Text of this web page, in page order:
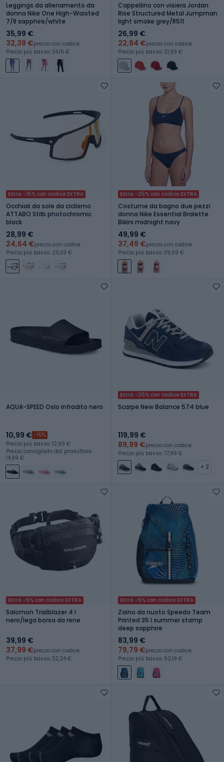
Leggings da allenamento da
donna Nike One High-Waisted
7/8 sapphire/white
35,99 €
32,39 €prezzo con codice
Prezzo più basso: 34,19 €
Cappellino con visiera Jordan
Rise Structured Metal Jumpman
light smoke grey/R511
26,99 €
22,94 €prezzo con codice
Prezzo più basso: 21,99 €
Extra -15% con codice EXTRA
Occhiali da sole da ciclismo
ATTABO Stilb photochromic
black
28,99 €
24,64 €prezzo con codice
Prezzo più basso: 20,39 €
Extra -25% con codice EXTRA
Costume da bagno due pezzi
donna Nike Essential Bralette
Bikini midnight navy
49,99 €
37,49 €prezzo con codice
Prezzo più basso: 39,99 €
AQUA-SPEED Oslo infradito nero
10,99 € -15%
Prezzo più basso: 12,99 €
Prezzo consigliato dal produttore:
14,99 €
Extra -25% con codice EXTRA
Scarpe New Balance 574 blue
119,99 €
89,99 €prezzo con codice
Prezzo più basso: 77,99 €
+ 2
Extra -5% con codice EXTRA
Salomon Trailblazer 4 l
nero/lega borsa da rene
39,99 €
37,99 €prezzo con codice
Prezzo più basso: 32,24 €
Extra -5% con codice EXTRA
Zaino da nuoto Speedo Team
Printed 35 l summer stamp
deep sapphire
83,99 €
79,79 €prezzo con codice
Prezzo più basso: 52,19 €